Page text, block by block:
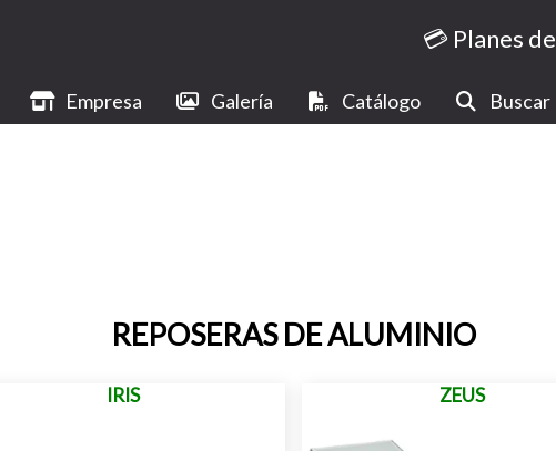
💳 Planes de
Empresa Galería Catálogo Buscar
REPOSERAS DE ALUMINIO
IRIS ZEUS